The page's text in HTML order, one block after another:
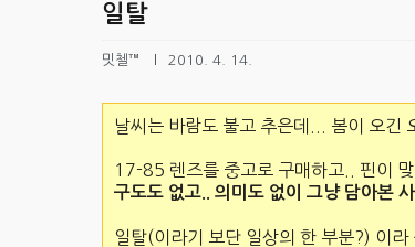
일탈
밋첼™ 2010. 4. 14.
날씨는 바람도 불고 추은데... 봄이 오긴
17-85 렌즈를 중고로 구매하고.. 핀이
구도도 없고.. 의미도 없이 그냥 담아본
일탈(이라기 보단 일상의 한 부분?) 이라